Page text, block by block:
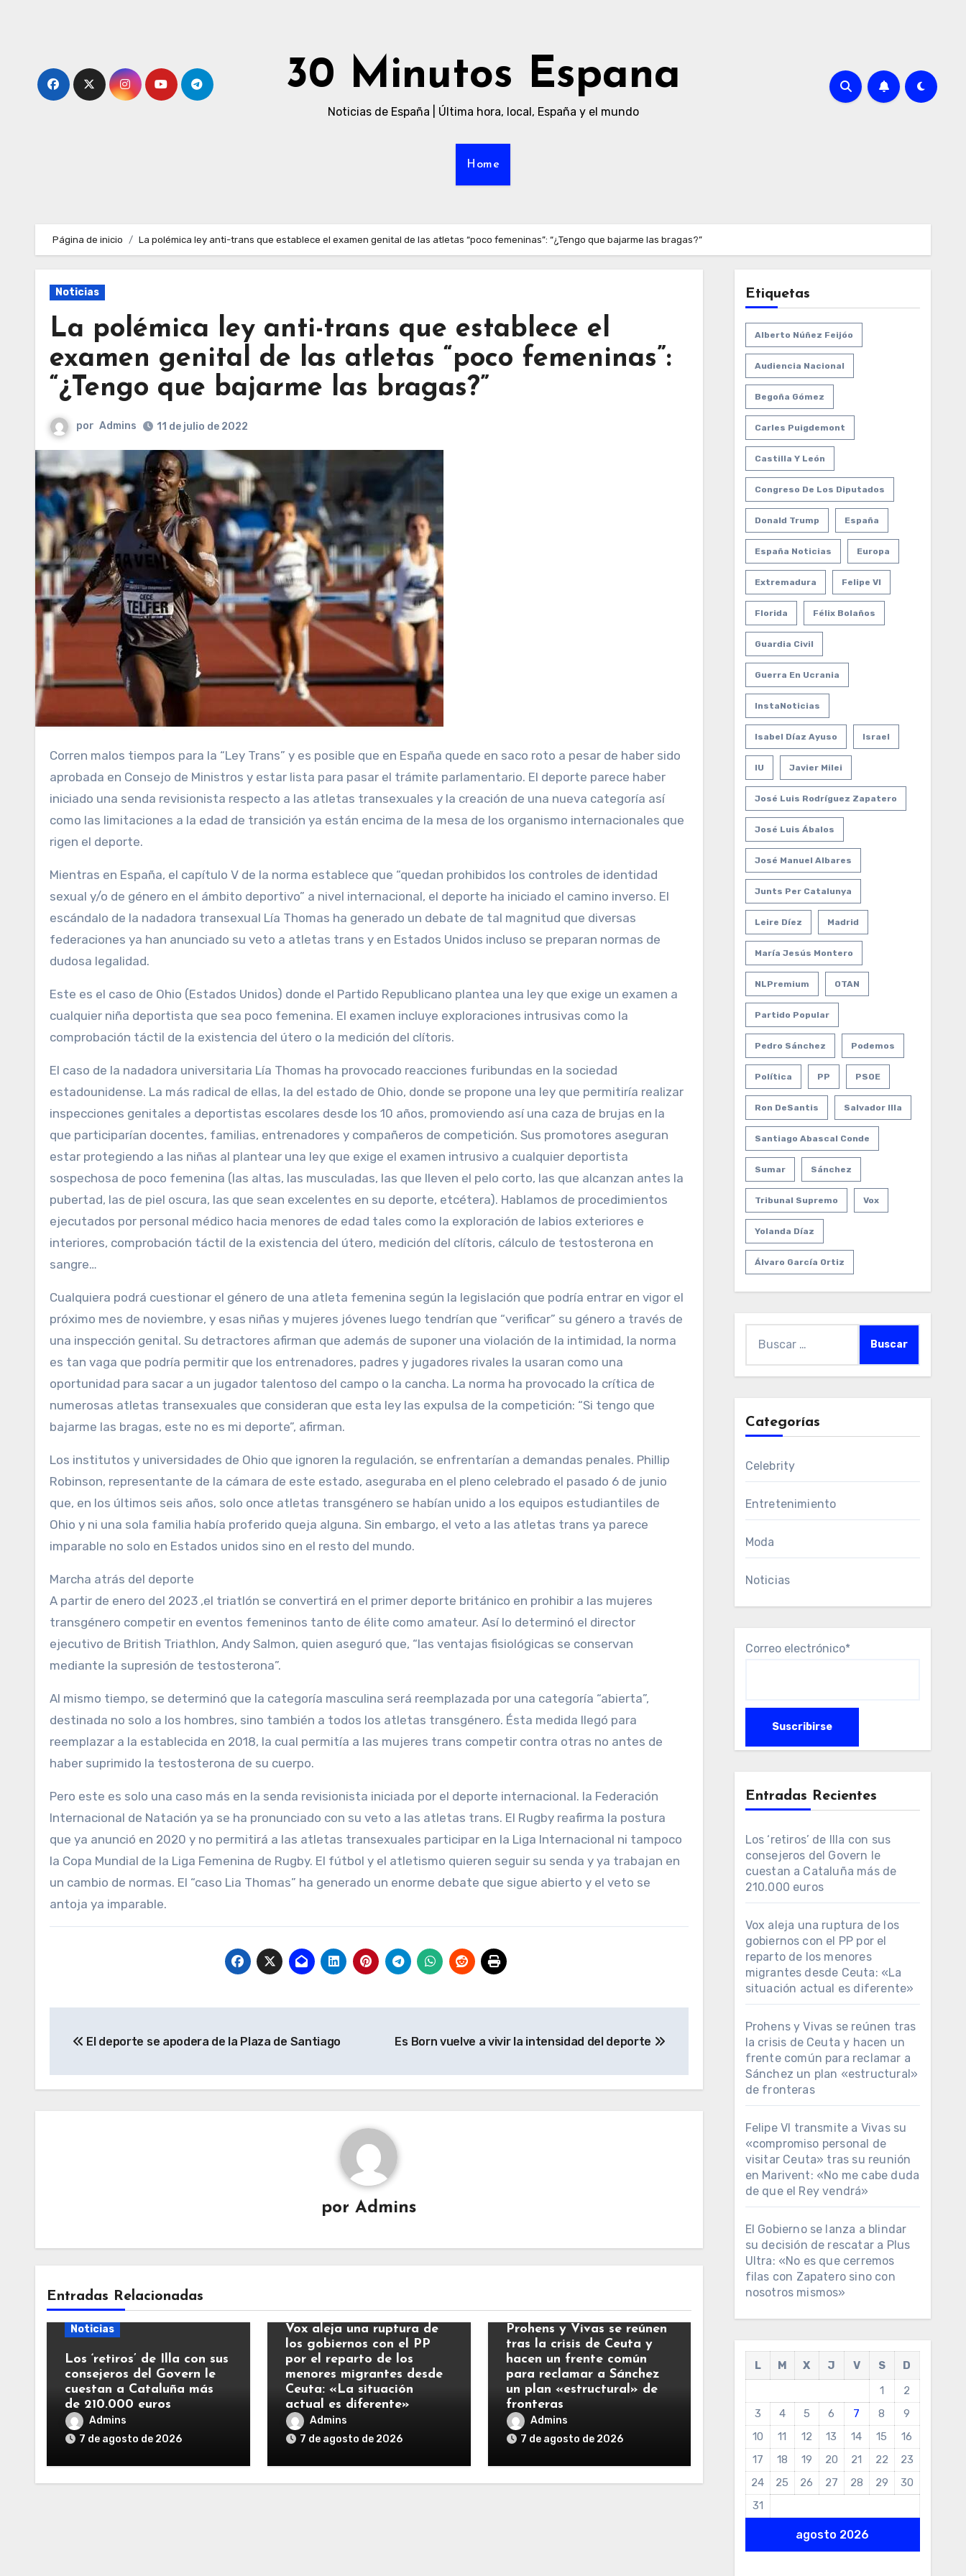
30 Minutos Espana
Noticias de España | Última hora, local, España y el mundo
Home
Página de inicio La polémica ley anti-trans que establece el examen genital de las atletas “poco femeninas”: “¿Tengo que bajarme las bragas?”
Noticias
La polémica ley anti-trans que establece el
examen genital de las atletas “poco femeninas”:
“¿Tengo que bajarme las bragas?”
por Admins 11 de julio de 2022
Corren malos tiempos para la “Ley Trans” y es posible que en España quede en saco roto a pesar de haber sido
aprobada en Consejo de Ministros y estar lista para pasar el trámite parlamentario. El deporte parece haber
iniciado una senda revisionista respecto a las atletas transexuales y la creación de una nueva categoría así
como las limitaciones a la edad de transición ya están encima de la mesa de los organismo internacionales que
rigen el deporte.
Mientras en España, el capítulo V de la norma establece que “quedan prohibidos los controles de identidad
sexual y/o de género en el ámbito deportivo” a nivel internacional, el deporte ha iniciado el camino inverso. El
escándalo de la nadadora transexual Lía Thomas ha generado un debate de tal magnitud que diversas
federaciones ya han anunciado su veto a atletas trans y en Estados Unidos incluso se preparan normas de
dudosa legalidad.
Este es el caso de Ohio (Estados Unidos) donde el Partido Republicano plantea una ley que exige un examen a
cualquier niña deportista que sea poco femenina. El examen incluye exploraciones intrusivas como la
comprobación táctil de la existencia del útero o la medición del clítoris.
El caso de la nadadora universitaria Lía Thomas ha provocado reacciones furibundas en la sociedad
estadounidense. La más radical de ellas, la del estado de Ohio, donde se propone una ley que permitiría realizar
inspecciones genitales a deportistas escolares desde los 10 años, promoviendo así una caza de brujas en la
que participarían docentes, familias, entrenadores y compañeros de competición. Sus promotores aseguran
estar protegiendo a las niñas al plantear una ley que exige el examen intrusivo a cualquier deportista
sospechosa de poco femenina (las altas, las musculadas, las que lleven el pelo corto, las que alcanzan antes la
pubertad, las de piel oscura, las que sean excelentes en su deporte, etcétera). Hablamos de procedimientos
ejecutados por personal médico hacia menores de edad tales como la exploración de labios exteriores e
interiores, comprobación táctil de la existencia del útero, medición del clítoris, cálculo de testosterona en
sangre…
Cualquiera podrá cuestionar el género de una atleta femenina según la legislación que podría entrar en vigor el
próximo mes de noviembre, y esas niñas y mujeres jóvenes luego tendrían que “verificar” su género a través de
una inspección genital. Su detractores afirman que además de suponer una violación de la intimidad, la norma
es tan vaga que podría permitir que los entrenadores, padres y jugadores rivales la usaran como una
oportunidad para sacar a un jugador talentoso del campo o la cancha. La norma ha provocado la crítica de
numerosas atletas transexuales que consideran que esta ley las expulsa de la competición: “Si tengo que
bajarme las bragas, este no es mi deporte”, afirman.
Los institutos y universidades de Ohio que ignoren la regulación, se enfrentarían a demandas penales. Phillip
Robinson, representante de la cámara de este estado, aseguraba en el pleno celebrado el pasado 6 de junio
que, en los últimos seis años, solo once atletas transgénero se habían unido a los equipos estudiantiles de
Ohio y ni una sola familia había proferido queja alguna. Sin embargo, el veto a las atletas trans ya parece
imparable no solo en Estados unidos sino en el resto del mundo.
Marcha atrás del deporte
A partir de enero del 2023 ,el triatlón se convertirá en el primer deporte británico en prohibir a las mujeres
transgénero competir en eventos femeninos tanto de élite como amateur. Así lo determinó el director
ejecutivo de British Triathlon, Andy Salmon, quien aseguró que, “las ventajas fisiológicas se conservan
mediante la supresión de testosterona”.
Al mismo tiempo, se determinó que la categoría masculina será reemplazada por una categoría “abierta”,
destinada no solo a los hombres, sino también a todos los atletas transgénero. Ésta medida llegó para
reemplazar a la establecida en 2018, la cual permitía a las mujeres trans competir contra otras no antes de
haber suprimido la testosterona de su cuerpo.
Pero este es solo una caso más en la senda revisionista iniciada por el deporte internacional. la Federación
Internacional de Natación ya se ha pronunciado con su veto a las atletas trans. El Rugby reafirma la postura
que ya anunció en 2020 y no permitirá a las atletas transexuales participar en la Liga Internacional ni tampoco
la Copa Mundial de la Liga Femenina de Rugby. El fútbol y el atletismo quieren seguir su senda y ya trabajan en
un cambio de normas. El “caso Lia Thomas” ha generado un enorme debate que sigue abierto y el veto se
antoja ya imparable.
de
entradas
El deporte se apodera de la Plaza de Santiago Es Born vuelve a vivir la intensidad del deporte
porAdmins
Entradas Relacionadas
Noticias
Los ‘retiros’ de Illa con sus
consejeros del Govern le
cuestan a Cataluña más
de 210.000 euros
Admins
7 de agosto de 2026
Vox aleja una ruptura de
los gobiernos con el PP
por el reparto de los
menores migrantes desde
Ceuta: «La situación
actual es diferente»
Admins
7 de agosto de 2026
Prohens y Vivas se reúnen
tras la crisis de Ceuta y
hacen un frente común
para reclamar a Sánchez
un plan «estructural» de
fronteras
Admins
7 de agosto de 2026
Etiquetas
Alberto Núñez Feijóo
Audiencia Nacional
Begoña Gómez
Carles Puigdemont
Castilla Y León
Congreso De Los Diputados
Donald Trump España
España Noticias Europa
Extremadura Felipe VI
Florida Félix Bolaños
Guardia Civil
Guerra En Ucrania
InstaNoticias
Isabel Díaz Ayuso Israel
IU Javier Milei
José Luis Rodríguez Zapatero
José Luis Ábalos
José Manuel Albares
Junts Per Catalunya
Leire Díez Madrid
María Jesús Montero
NLPremium OTAN
Partido Popular
Pedro Sánchez Podemos
Política PP PSOE
Ron DeSantis Salvador Illa
Santiago Abascal Conde
Sumar Sánchez
Tribunal Supremo Vox
Yolanda Díaz
Álvaro García Ortiz
Categorías
Celebrity
Entretenimiento
Moda
Noticias
Correo electrónico*
Entradas Recientes
Los ‘retiros’ de Illa con sus
consejeros del Govern le
cuestan a Cataluña más de
210.000 euros
Vox aleja una ruptura de los
gobiernos con el PP por el
reparto de los menores
migrantes desde Ceuta: «La
situación actual es diferente»
Prohens y Vivas se reúnen tras
la crisis de Ceuta y hacen un
frente común para reclamar a
Sánchez un plan «estructural»
de fronteras
Felipe VI transmite a Vivas su
«compromiso personal de
visitar Ceuta» tras su reunión
en Marivent: «No me cabe duda
de que el Rey vendrá»
El Gobierno se lanza a blindar
su decisión de rescatar a Plus
Ultra: «No es que cerremos
filas con Zapatero sino con
nosotros mismos»
agosto 2026
L M X J V S
D
1
2
3
4 5 6 7 8
9
10
11 12 13 14 15
16
17
18 19 20 21 22
23
24
25 26 27 28 29
30
31